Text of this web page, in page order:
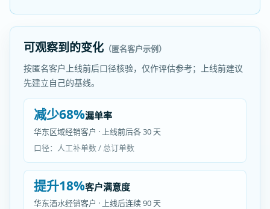
可观察到的变化 （匿名客户示例）
按匿名客户上线前后口径核验，仅作评估参考；上线前建议
先建立自己的基线。
减少68%漏单率
华东区域经销客户 · 上线前后各 30 天
口径：人工补单数 / 总订单数
提升18%客户满意度
华东酒水经销客户 · 上线后连续 90 天